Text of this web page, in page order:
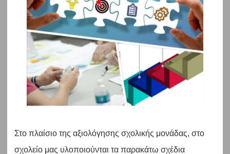
Στο πλαίσιο της αξιολόγησης σχολικής μονάδας, στο
σχολείο μας υλοποιούνται τα παρακάτω σχέδια